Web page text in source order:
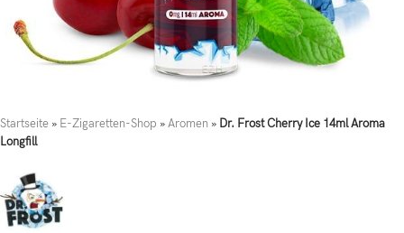
Startseite » E-Zigaretten-Shop »Aromen » Dr. Frost Cherry Ice 14ml Aroma
Longfill